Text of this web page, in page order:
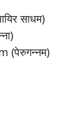
साधम)
(पेरुगन्नम)